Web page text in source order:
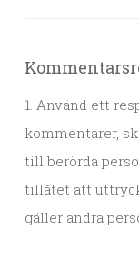
1. Använd ett
kommentarer,
till berörda
tillåtet att
gäller andra